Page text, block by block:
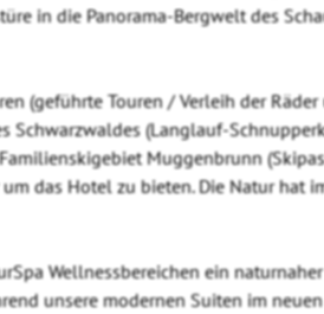
in die Panorama-Bergwelt des
(geführte Touren / Verleih der
Schwarzwaldes (Langlauf-
Muggenbrunn
das Hotel zu bieten. Die Natur hat
Wellnessbereichen ein
unsere modernen Suiten im